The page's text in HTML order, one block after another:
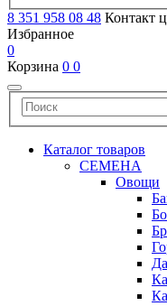
8 351 958 08 48 Контакт
Избранное
0
Корзина 0 0
Каталог товаров
СЕМЕНА
Овощи